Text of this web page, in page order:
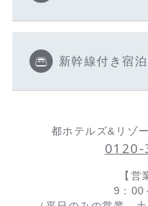
新幹線付き宿
都ホテルズ&リゾ
0120-
【営
9：00